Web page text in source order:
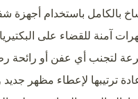
بالكامل باستخدام أجهزة
آمنة للقضاء على البكتيريا
لتجنب أي عفن أو رائحة
ترتيبها لإعطاء مظهر